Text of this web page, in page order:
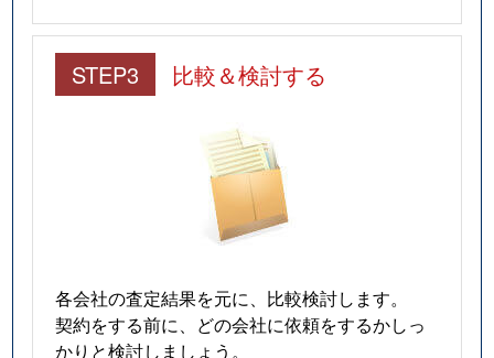
STEP3 比較＆検討する
各会社の査定結果を元に、比較検討します。
契約をする前に、どの会社に依頼をするかしっ
かりと検討しましょう。